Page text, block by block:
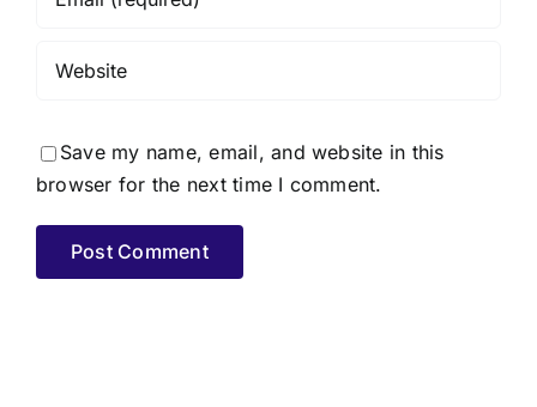
Save my name, email, and website in this
browser for the next time I comment.